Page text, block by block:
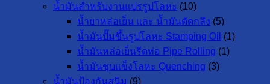
น้ำมันสำหรับงานแปรรูปโลหะ (10)
น้ำยาหล่อเย็น และ น้ำมันตัดกลึง (5)
น้ำมันปั๊มขึ้นรูปโลหะ Stamping Oil (1)
น้ำมันหล่อเย็นรีดท่อ Pipe Rolling (1)
น้ำมันชุบแข็งโลหะ Quenching (3)
น้ำมันป้องกันสนิม (9)